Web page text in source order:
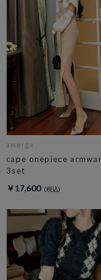
amerge.
cape onepiece
3set
￥17,600